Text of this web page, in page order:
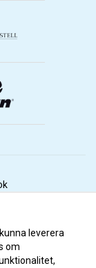
leverera
om